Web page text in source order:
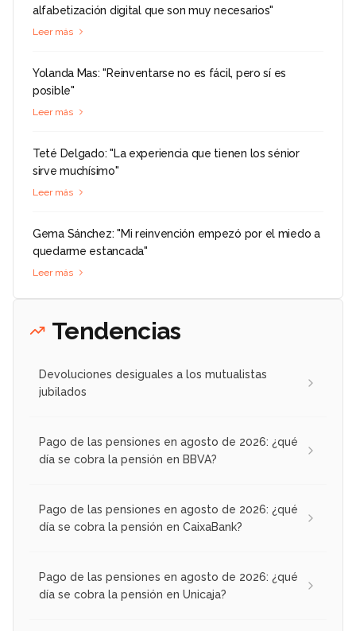
alfabetización digital que son muy necesarios"
Leer más
Yolanda Mas: "Reinventarse no es fácil, pero sí es
posible"
Leer más
Teté Delgado: "La experiencia que tienen los sénior
sirve muchísimo"
Leer más
Gema Sánchez: "Mi reinvención empezó por el miedo a
quedarme estancada"
Leer más
Tendencias
Devoluciones desiguales a los mutualistas
jubilados
Pago de las pensiones en agosto de 2026: ¿qué
día se cobra la pensión en BBVA?
Pago de las pensiones en agosto de 2026: ¿qué
día se cobra la pensión en CaixaBank?
Pago de las pensiones en agosto de 2026: ¿qué
día se cobra la pensión en Unicaja?